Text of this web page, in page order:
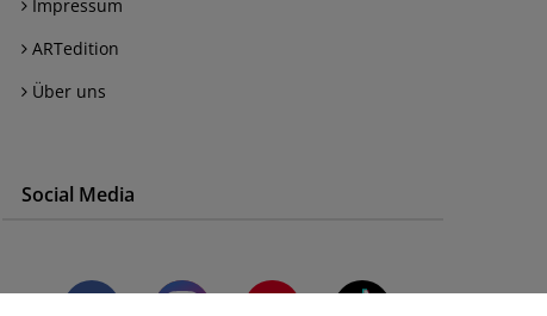
Impressum
ARTedition
Über uns
Social Media